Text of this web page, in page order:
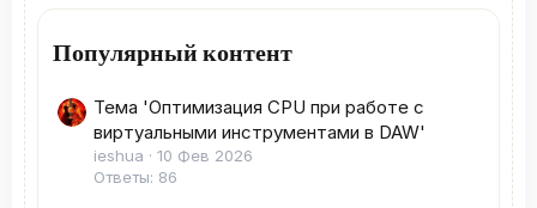
Популярный контент
Тема 'Оптимизация CPU при работе с
виртуальными инструментами в DAW'
ieshua
10 Фев 2026
Ответы: 86